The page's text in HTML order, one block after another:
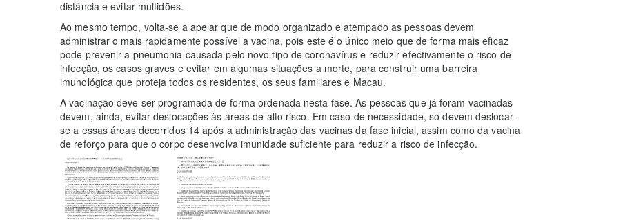
distância e evitar multidões.
Ao mesmo tempo, volta-se a apelar que de modo organizado e atempado as pessoas devem
administrar o mais rapidamente possível a vacina, pois este é o único meio que de forma mais eficaz
pode prevenir a pneumonia causada pelo novo tipo de coronavírus e reduzir efectivamente o risco de
infecção, os casos graves e evitar em algumas situações a morte, para construir uma barreira
imunológica que proteja todos os residentes, os seus familiares e Macau.
A vacinação deve ser programada de forma ordenada nesta fase. As pessoas que já foram vacinadas
devem, ainda, evitar deslocações às áreas de alto risco. Em caso de necessidade, só devem deslocar-
se a essas áreas decorridos 14 após a administração das vacinas da fase inicial, assim como da vacina
de reforço para que o corpo desenvolva imunidade suficiente para reduzir a risco de infecção.